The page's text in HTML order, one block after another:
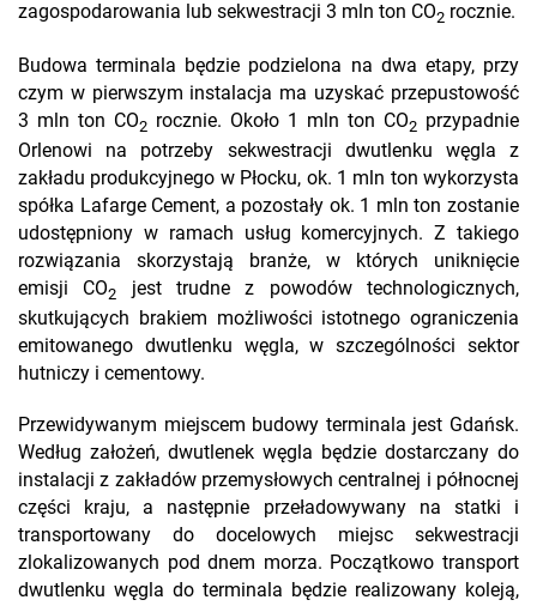
zagospodarowania lub sekwestracji 3 mln ton CO2 rocznie.
Budowa terminala będzie podzielona na dwa etapy, przy
czym w pierwszym instalacja ma uzyskać przepustowość
3 mln ton CO2 rocznie. Około 1 mln ton CO2 przypadnie
Orlenowi na potrzeby sekwestracji dwutlenku węgla z
zakładu produkcyjnego w Płocku, ok. 1 mln ton wykorzysta
spółka Lafarge Cement, a pozostały ok. 1 mln ton zostanie
udostępniony w ramach usług komercyjnych. Z takiego
rozwiązania skorzystają branże, w których uniknięcie
emisji CO2
jest trudne z powodów technologicznych,
skutkujących brakiem możliwości istotnego ograniczenia
emitowanego dwutlenku węgla, w szczególności sektor
hutniczy i cementowy.
Przewidywanym miejscem budowy terminala jest Gdańsk.
Według założeń, dwutlenek węgla będzie dostarczany do
instalacji z zakładów przemysłowych centralnej i północnej
części kraju, a następnie przeładowywany na statki i
transportowany do docelowych miejsc sekwestracji
zlokalizowanych pod dnem morza. Początkowo transport
dwutlenku węgla do terminala będzie realizowany koleją,